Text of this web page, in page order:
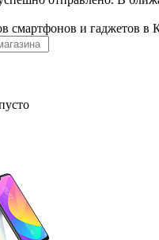
смартфонов и гаджетов в